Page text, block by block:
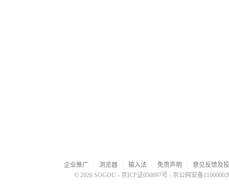
企业推广 浏览器 输入法 免责声明
意见反馈及
© 2026 SOGOU - 京ICP证050897号 - 京公网安备